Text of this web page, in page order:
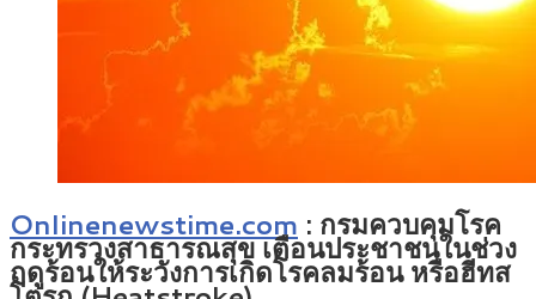
Onlinenewstime.com : กรมควบคุมโรค
กระทรวงสาธารณสุข เตือนประชาชนในช่วง
ฤดูร้อนให้ระวังการเกิดโรคลมร้อน หรือฮีทส